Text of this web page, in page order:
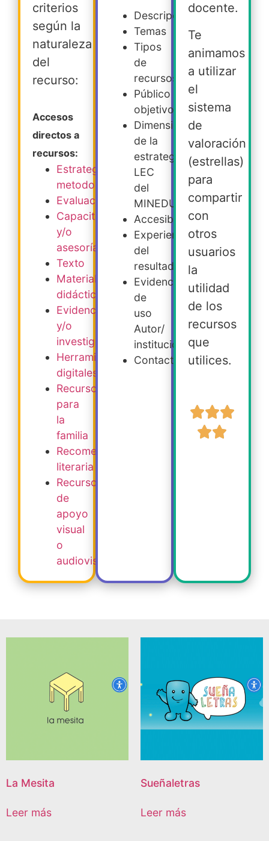
criterios
según la
naturaleza
del
recurso:
Accesos
directos a
recursos:
Estrategia
metodológica
Evaluación
Capacitación
y/o
asesoría
Texto
Material
didáctico
Evidencia
y/o
investigación
Herramientas
digitales
Recursos
para
la
familia
Recomendación
literaria
Recursos
de
apoyo
visual
o
audiovisual
Descripción
Temas
Tipos
de
recursos
Público
objetivo
Dimensiones
de la
estrategia
LEC
del
MINEDUC
Accesibilidad
Experiencia
del
resultado
Evidencia
de
uso
Autor/
institución
Contacto
docente.
Te
animamos
a utilizar
el
sistema
de
valoración
(estrellas)
para
compartir
con
otros
usuarios
la
utilidad
de los
recursos
que
utilices.
La Mesita
Leer más
Sueñaletras
Leer más